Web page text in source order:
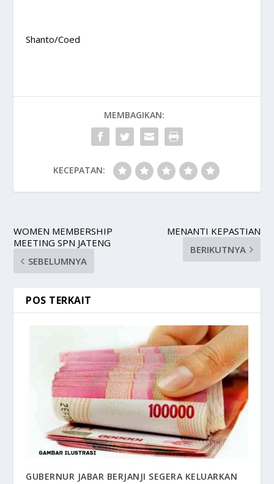
Shanto/Coed
MEMBAGIKAN:
KECEPATAN:
WOMEN MEMBERSHIP
MEETING SPN JATENG
SEBELUMNYA
MENANTI KEPASTIAN
BERIKUTNYA
POS TERKAIT
GUBERNUR JABAR BERJANJI SEGERA KELUARKAN